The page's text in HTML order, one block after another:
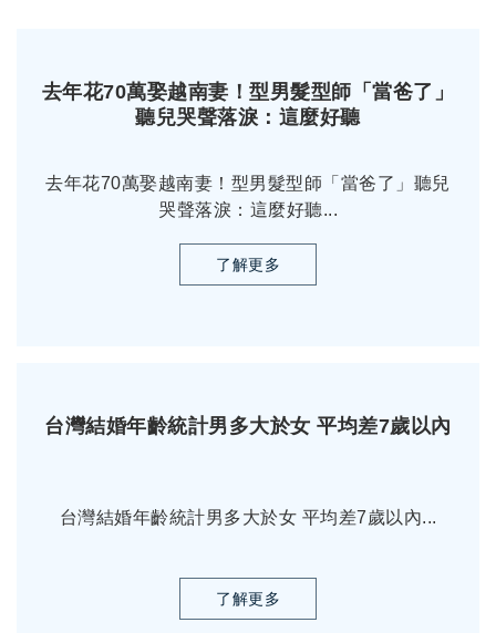
去年花70萬娶越南妻！型男髮型師「當爸了」
聽兒哭聲落淚：這麼好聽
去年花70萬娶越南妻！型男髮型師「當爸了」聽兒
哭聲落淚：這麼好聽...
了解更多
台灣結婚年齡統計男多大於女 平均差7歲以內
台灣結婚年齡統計男多大於女 平均差7歲以內...
了解更多